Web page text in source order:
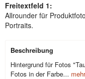
Freitextfeld 1:
Allrounder für
Portraits.
Beschreibung
Hintergrund für Fotos
Fotos in der Farbe... mehr